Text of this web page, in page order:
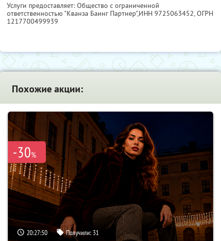
Услуги предоставляет: Общество с ограниченной
ответственностью "Кванза Баинг Партнер",ИНН 9725063452, ОГРН
1217700499939
Похожие акции:
-30%
20:27:49 Получили: 31